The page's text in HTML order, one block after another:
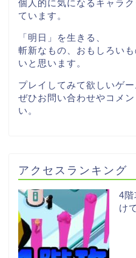
個人的に気になるキャラ
ています。
「明日」を生きる、
斬新なもの、おもしろい
いと思います。
プレイしてみて欲しいゲー
ぜひお問い合わせやコメ
い。
アクセスランキング
4階
け